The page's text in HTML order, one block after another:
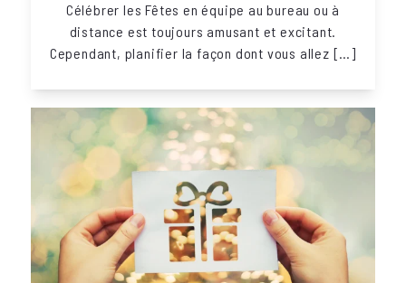
Célébrer les Fêtes en équipe au bureau ou à
distance est toujours amusant et excitant.
Cependant, planifier la façon dont vous allez […]